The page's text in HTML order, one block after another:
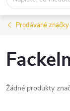
Prodávané značky
Žádné produkty